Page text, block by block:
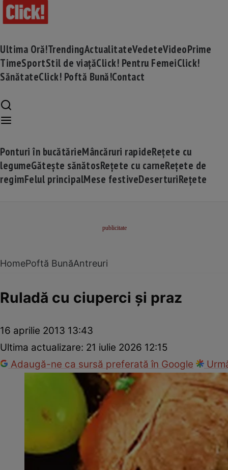
Ultima Oră!TrendingActualitateVedeteVideoPrime
TimeSportStil de viațăClick! Pentru FemeiClick!
SănătateClick! Poftă Bună!Contact
Ponturi în bucătărieMâncăruri rapideRețete cu
legumeGătește sănătosRețete cu carneRețete de
regimFelul principalMese festiveDeserturiRețete
HomePoftă BunăAntreuri
Ruladă cu ciuperci şi praz
16 aprilie 2013 13:43
Ultima actualizare: 21 iulie 2026 12:15
Adaugă-ne ca sursă preferată în Google